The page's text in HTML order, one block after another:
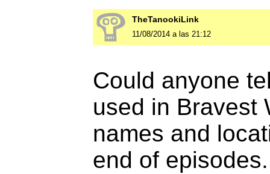
TheTanookiLink
11/08/2014 a las 21:12
Could anyone
used in Bravest
names and
end of